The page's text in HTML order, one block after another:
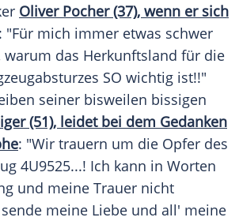
Oliver Pocher (37), wenn er sich
mich immer etwas schwer
warum das Herkunftsland für die
SO wichtig ist!!"
seiner bisweilen bissigen
(51), leidet bei dem Gedanken
: "Wir trauern um die Opfer des
4U9525...! Ich kann in Worten
und meine Trauer nicht
meine Liebe und all' meine